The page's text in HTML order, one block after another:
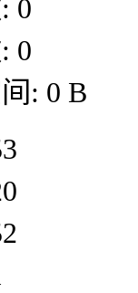
0
0
: 0 B